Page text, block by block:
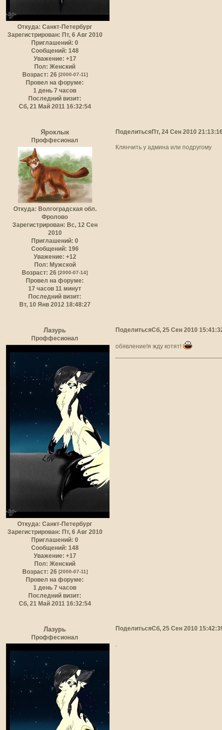
Откуда: Санкт-Петербург
Зарегистрирован: Пт, 6 Авг 2010
Приглашений: 0
Сообщений: 148
Уважение: +17
Пол: Женский
Возраст: 26 [2000-07-11]
Провел на форуме:
1 день 7 часов
Последний визит:
Сб, 21 Май 2011 16:32:54
ПоделитьсяПт, 24 Сен 2010
Яроклык
Проффесионал
Откуда: Волгоградская обл.
Фролово
Зарегистрирован: Вс, 12 Сен
2010
Приглашений: 0
Сообщений: 196
Уважение: +12
Пол: Мужской
Возраст: 26[2000-07-14]
Провел на форуме:
17 часов 11 минут
Последний визит:
Вт, 10 Янв 2012 18:48:27
Клянчить у админа или подругому
ПоделитьсяСб, 25 Сен 2010
Лазурь
Проффесионал
Откуда: Санкт-Петербург
Зарегистрирован: Пт, 6 Авг 2010
Приглашений: 0
Сообщений: 148
Уважение: +17
Пол: Женский
Возраст: 26 [2000-07-11]
Провел на форуме:
1 день 7 часов
Последний визит:
Сб, 21 Май 2011 16:32:54
обявление!я жду котят!
ПоделитьсяСб, 25 Сен 2010
Лазурь
Проффесионал